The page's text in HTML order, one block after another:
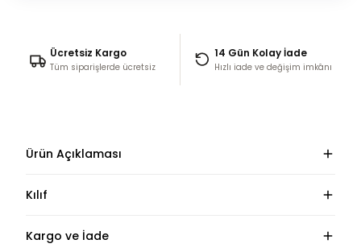
Ücretsiz Kargo
Tüm siparişlerde ücretsiz
14 Gün Kolay İade
Hızlı iade ve değişim imkânı
Ürün Açıklaması
Kılıf
Kargo ve İade